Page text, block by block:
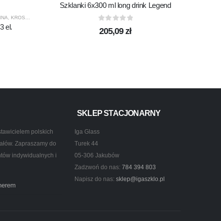
, KROSNO GLASS PRODUCENCI ,PRODUKTY
el.
Szklanki 6x300 ml long drink Legend
205,09zł
polskich
Zapraszamy do
indywidualnych i
SKLEP STACJONARNY
Iga Glass
Turek 44
05-306 Jakubów
Zadzwoń do nas: 784 394 803
Napisz do nas: sklep@igaszklo.pl